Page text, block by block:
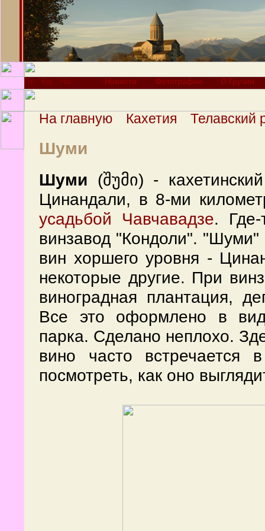
Новости Фотографии О Грузии
На главную Кахетия Телавский
Шуми
Шуми (შუმი) -
Цинандали, в 8-ми
усадьбой Чавчавадзе. Где-
винзавод "Кондоли". "Шуми"
вин хоршего уровня -
некоторые другие. При
виноградная плантация,
Все это оформлено в
парка. Сделано неплохо.
вино часто встречается
посмотреть, как оно